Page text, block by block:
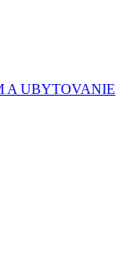
A UBYTOVANIE